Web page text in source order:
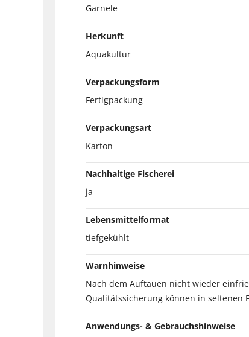
Garnele
Herkunft
Aquakultur
Verpackungsform
Fertigpackung
Verpackungsart
Karton
Nachhaltige Fischerei
ja
Lebensmittelformat
tiefgekühlt
Warnhinweise
Nach dem Auftauen nicht wieder
Qualitätssicherung können in seltenen
Anwendungs- & Gebrauchshinweise